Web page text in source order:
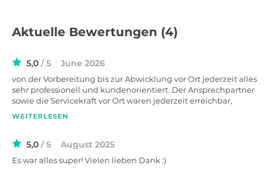
Hier entdecken Sie das Artloft bei Nacht
Aktuelle Bewertungen (4)
5,0 / 5 June 2026
von der Vorbereitung bis zur Abwicklung vor Ort jederzeit alles
sehr professionell und kundenorientiert. Der Ansprechpartner
sowie die Servicekraft vor Ort waren jederzeit erreichbar,
WEITERLESEN
5,0 / 5 August 2025
Es war alles super! Vielen lieben Dank :)